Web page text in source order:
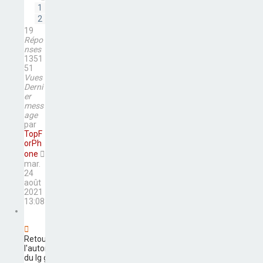
1
2
19
Répo
nses
1351
51
Vues
Derni
er
mess
age
par
TopF
orPh
one
mar.
24
août
2021
13:08
Retour sur
l'autonomie
du lg g4